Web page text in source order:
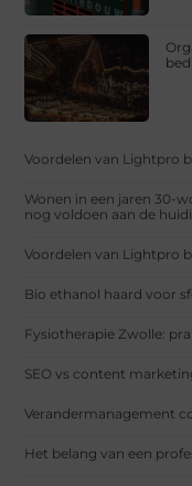
Voordelen van Lightpro
Wonen in een jaren 30-
nog voldoen aan de
Voordelen van Lightpro
Bio ethanol haard voor
Fysiotherapie Zwolle:
SEO vs content
Verandermanagement
Het belang van een